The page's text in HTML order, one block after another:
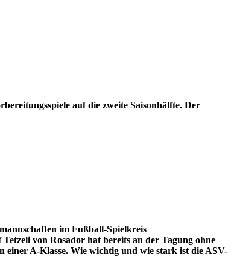
auf die zweite Saisonhälfte. Der
im Fußball-Spielkreis
von Rosador hat bereits an der Tagung ohne
A-Klasse. Wie wichtig und wie stark ist die ASV-